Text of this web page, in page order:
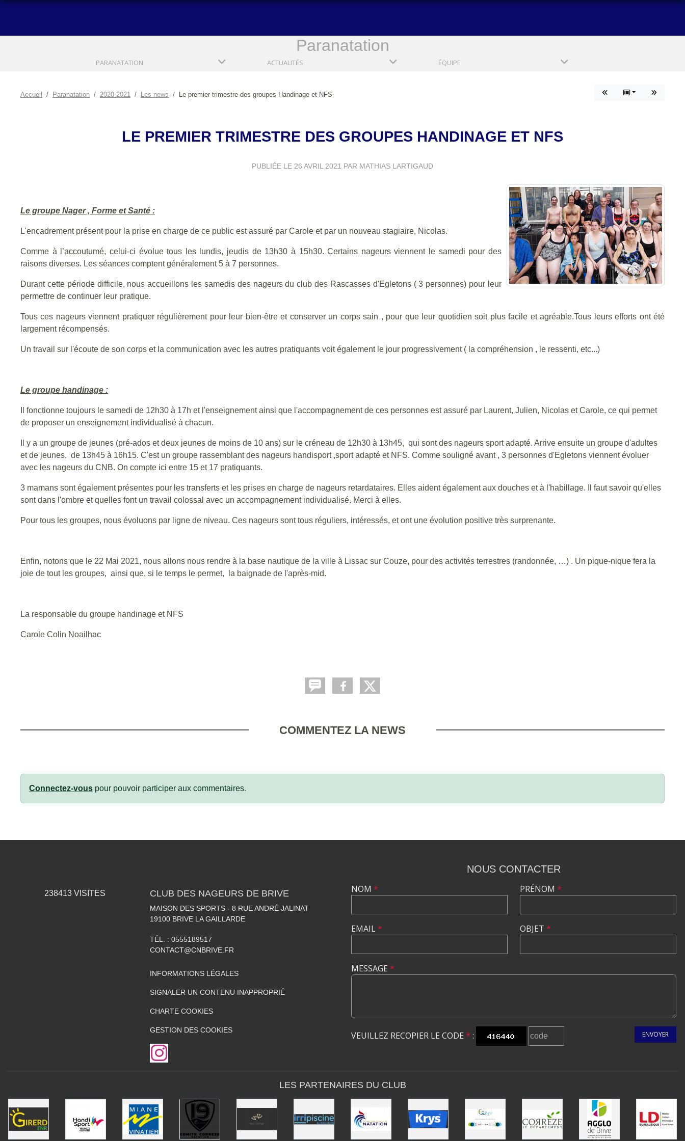
Paranatation
PARANATATION ACTUALITÉS ÉQUIPE
Accueil Paranatation 2020-2021 Les news Le premier trimestre des groupes Handinage et NFS
LE PREMIER TRIMESTRE DES GROUPES HANDINAGE ET NFS
PUBLIÉE LE 26 AVRIL 2021 PAR MATHIAS LARTIGAUD
Le groupe Nager , Forme et Santé :
L'encadrement présent pour la prise en charge de ce public est assuré par Carole et par un nouveau stagiaire, Nicolas.
Comme à l’accoutumé, celui-ci évolue tous les lundis, jeudis de 13h30 à 15h30. Certains nageurs viennent le samedi pour des
raisons diverses. Les séances comptent généralement 5 à 7 personnes.
Durant cette période difficile, nous accueillons les samedis des nageurs du club des Rascasses d'Egletons ( 3 personnes) pour leur
permettre de continuer leur pratique.
Tous ces nageurs viennent pratiquer régulièrement pour leur bien-être et conserver un corps sain , pour que leur quotidien soit plus facile et agréable.Tous leurs efforts ont été
largement récompensés.
Un travail sur l'écoute de son corps et la communication avec les autres pratiquants voit également le jour progressivement ( la compréhension , le ressenti, etc...)
Le groupe handinage :
Il fonctionne toujours le samedi de 12h30 à 17h et l'enseignement ainsi que l'accompagnement de ces personnes est assuré par Laurent, Julien, Nicolas et Carole, ce qui permet
de proposer un enseignement individualisé à chacun.
Il y a un groupe de jeunes (pré-ados et deux jeunes de moins de 10 ans) sur le créneau de 12h30 à 13h45, qui sont des nageurs sport adapté. Arrive ensuite un groupe d'adultes
et de jeunes, de 13h45 à 16h15. C'est un groupe rassemblant des nageurs handisport ,sport adapté et NFS. Comme souligné avant , 3 personnes d'Egletons viennent évoluer
avec les nageurs du CNB. On compte ici entre 15 et 17 pratiquants.
3 mamans sont également présentes pour les transferts et les prises en charge de nageurs retardataires. Elles aident également aux douches et à l'habillage. Il faut savoir qu'elles
sont dans l'ombre et quelles font un travail colossal avec un accompagnement individualisé. Merci à elles.
Pour tous les groupes, nous évoluons par ligne de niveau. Ces nageurs sont tous réguliers, intéressés, et ont une évolution positive très surprenante.
Enfin, notons que le 22 Mai 2021, nous allons nous rendre à la base nautique de la ville à Lissac sur Couze, pour des activités terrestres (randonnée, …) . Un pique-nique fera la
joie de tout les groupes, ainsi que, si le temps le permet, la baignade de l'après-mid.
La responsable du groupe handinage et NFS
Carole Colin Noailhac
COMMENTEZ LA NEWS
Connectez-vous pour pouvoir participer aux commentaires.
238413 VISITES CLUB DES NAGEURS DE BRIVE
MAISON DES SPORTS - 8 RUE ANDRÉ JALINAT
19100 BRIVE LA GAILLARDE
TÉL. : 0555189517
CONTACT@CNBRIVE.FR
INFORMATIONS LÉGALES
SIGNALER UN CONTENU INAPPROPRIÉ
CHARTE COOKIES
GESTION DES COOKIES
NOUS CONTACTER
NOM *
EMAIL*
PRÉNOM *
OBJET *
MESSAGE *
VEUILLEZ RECOPIER LE CODE * : ENVOYER
LES PARTENAIRES DU CLUB